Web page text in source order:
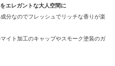
エレガントな大人空間に
分なのでフレッシュでリッチな香りが楽
イト加工のキャップやスモーク塗装のガ